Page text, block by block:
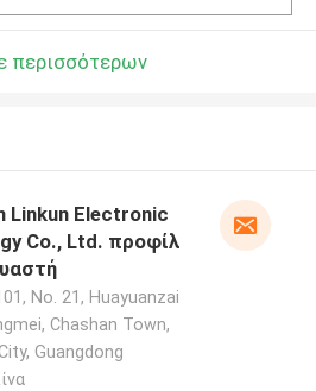
περισσότερων
Linkun Electronic
Co., Ltd. προφίλ
No. 21, Huayuanzai
Chashan Town,
Guangdong